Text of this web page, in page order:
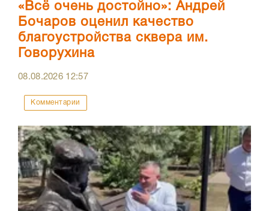
«Всё очень достойно»: Андрей
Бочаров оценил качество
благоустройства сквера им.
Говорухина
08.08.2026 12:57
Комментарии